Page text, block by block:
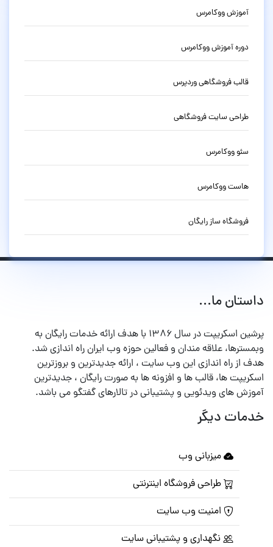
آموزش ووکامرس
دوره آموزش ووکامرس
قالب فروشگاهی وردپرس
طراحی سایت فروشگاهی
سئو ووکامرس
هاست ووکامرس
فروشگاه ساز رایگان
داستان ما...
پرشین اسکریپت در سال ۱۳۸۶ با هدف ارائه خدمات رایگان به
وبمسترها، علاقه مندان و فعالین حوزه وب ایران راه اندازی شد.
هدف از راه اندازی این وب سایت ، ارائه جدیدترین و بروزترین
اسکریپت ها، قالب ها و افزونه ها به صورت رایگان ، جدیدترین
آموزش های ویدئویی و پشتیبانی در تالارهای گفتگو می باشد.
خدمات دیگر
میزبانی وب
طراحی فروشگاه اینترنتی
امنیت وب سایت
نگهداری و پشتیبانی سایت